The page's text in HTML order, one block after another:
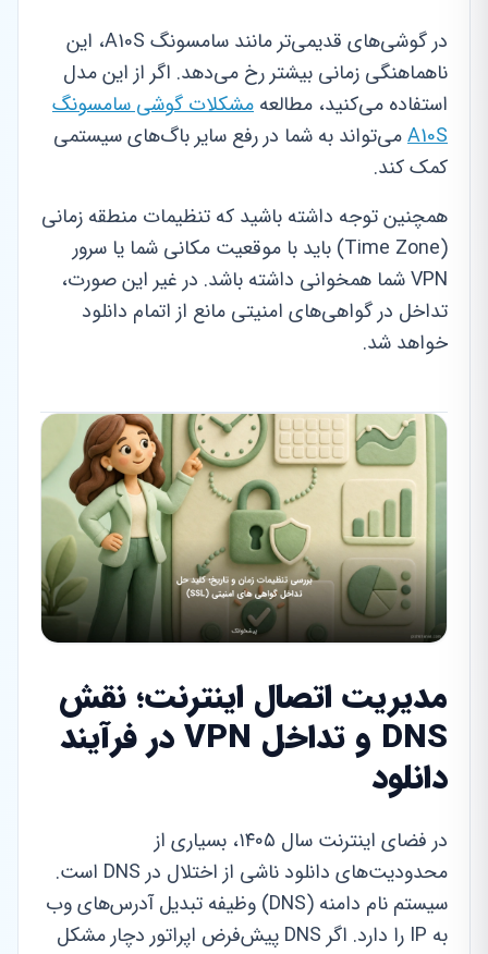
در گوشی‌های قدیمی‌تر مانند سامسونگ A10S، این
ناهماهنگی زمانی بیشتر رخ می‌دهد. اگر از این مدل
استفاده می‌کنید، مطالعه مشکلات گوشی سامسونگ
A10Sمی‌تواند به شما در رفع سایر باگ‌های سیستمی
کمک کند.
همچنین توجه داشته باشید که تنظیمات منطقه زمانی
(Time Zone) باید با موقعیت مکانی شما یا سرور
VPN شما همخوانی داشته باشد. در غیر این صورت،
تداخل در گواهی‌های امنیتی مانع از اتمام دانلود
خواهد شد.
مدیریت اتصال اینترنت؛ نقش
DNS و تداخل VPN در فرآیند
دانلود
در فضای اینترنت سال ۱۴۰۵، بسیاری از
محدودیت‌های دانلود ناشی از اختلال در DNS است.
سیستم نام دامنه (DNS) وظیفه تبدیل آدرس‌های وب
به IP را دارد. اگر DNS پیش‌فرض اپراتور دچار مشکل